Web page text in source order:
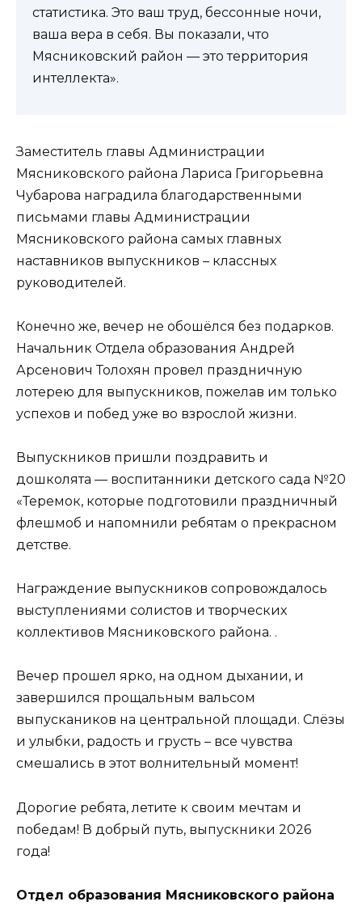
статистика. Это ваш труд, бессонные ночи,
ваша вера в себя. Вы показали, что
Мясниковский район — это территория
интеллекта».
Заместитель главы Администрации
Мясниковского района Лариса Григорьевна
Чубарова наградила благодарственными
письмами главы Администрации
Мясниковского района самых главных
наставников выпускников – классных
руководителей.
Конечно же, вечер не обошёлся без подарков.
Начальник Отдела образования Андрей
Арсенович Толохян провел праздничную
лотерею для выпускников, пожелав им только
успехов и побед уже во взрослой жизни.
Выпускников пришли поздравить и
дошколята — воспитанники детского сада №20
«Теремок, которые подготовили праздничный
флешмоб и напомнили ребятам о прекрасном
детстве.
Награждение выпускников сопровождалось
выступлениями солистов и творческих
коллективов Мясниковского района. .
Вечер прошел ярко, на одном дыхании, и
завершился прощальным вальсом
выпускаников на центральной площади. Слёзы
и улыбки, радость и грусть – все чувства
смешались в этот волнительный момент!
Дорогие ребята, летите к своим мечтам и
победам! В добрый путь, выпускники 2026
года!
Отдел образования Мясниковского района